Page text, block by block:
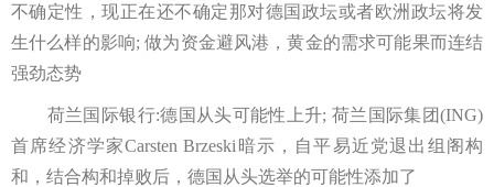
不确定性，现正在还不确定那对德国政坛或者欧洲政坛将发
生什么样的影响; 做为资金避风港，黄金的需求可能果而连结
强劲态势
荷兰国际银行:德国从头可能性上升; 荷兰国际集团(ING)
首席经济学家Carsten Brzeski暗示，自平易近党退出组阁构
和，结合构和掉败后，德国从头选举的可能性添加了